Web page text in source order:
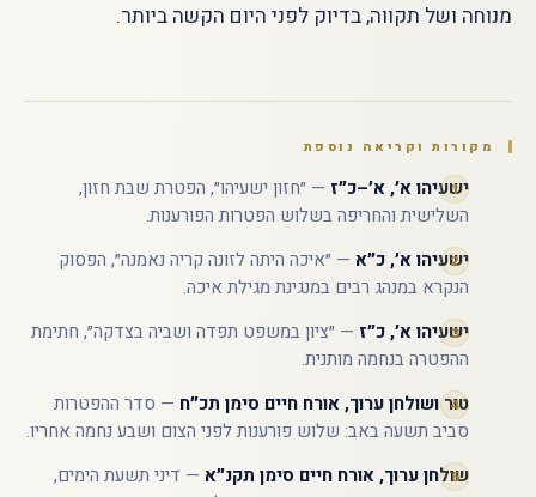
מנוחה ושל תקווה, בדיוק לפני היום הקשה ביותר.
מקורות וקריאה נוספת
ישעיהו א׳, א׳–כ״ז — ״חזון ישעיהו״, הפטרת שבת חזון,
השלישית והחריפה בשלוש הפטרות הפורענות.
ישעיהו א׳, כ״א — ״איכה היתה לזונה קריה נאמנה״, הפסוק
הנקרא במנהג רבים במנגינת מגילת איכה.
ישעיהו א׳, כ״ז — ״ציון במשפט תפדה ושביה בצדקה״, חתימת
ההפטרה בנחמה מותנית.
טור ושולחן ערוך, אורח חיים סימן תכ״ח — סדר ההפטרות
סביב תשעה באב: שלוש פורענות לפני הצום ושבע נחמה אחריו.
שולחן ערוך, אורח חיים סימן תקנ״א — דיני תשעת הימים,